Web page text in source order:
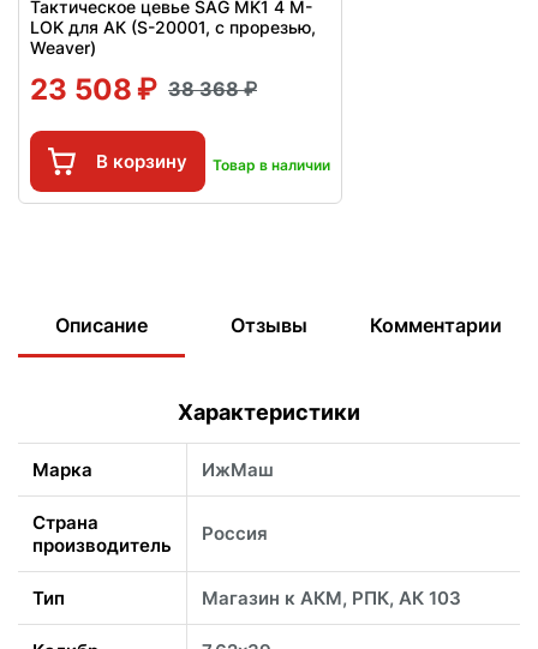
Тактическое цевье SAG MK1 4 M-
LOK для АК (S-20001, с прорезью,
Weaver)
23 508 38 368
В корзину Товар в наличии
Описание Отзывы Комментарии
Характеристики
Марка ИжМаш
Страна
производитель
Россия
Тип Магазин к АКМ, РПК, АК 103